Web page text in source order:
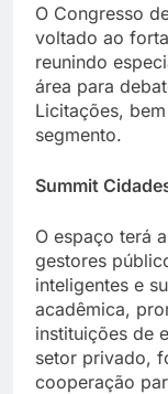
O Congresso
voltado ao
reunindo
área para
Licitações,
segmento.
Summit
O espaço terá
gestores
inteligentes e
acadêmica,
instituições de
setor privado,
cooperação